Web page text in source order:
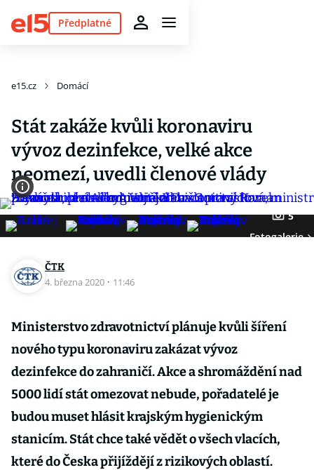
Předplatné
e15.cz Domácí
Stát zakáže kvůli koronaviru
vývoz dezinfekce, velké akce
neomezí, uvedli členové vlády
5
Fotogalerie
ČTK
4. března 2020 · 11:46
Ministerstvo zdravotnictví plánuje kvůli šíření
nového typu koronaviru zakázat vývoz
dezinfekce do zahraničí. Akce a shromáždění nad
5000 lidí stát omezovat nebude, pořadatelé je
budou muset hlásit krajským hygienickým
stanicím. Stát chce také vědět o všech vlacích,
které do Česka přijíždějí z rizikových oblastí.